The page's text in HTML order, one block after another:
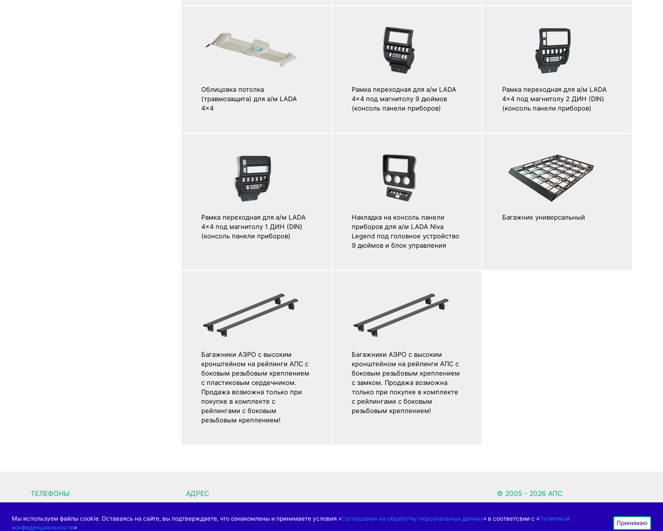
Облицовка потолка
(травмозащита) для а/м LADA
4x4
Рамка переходная для а/м LADA
4x4 под магнитолу 9 дюймов
(консоль панели приборов)
Рамка переходная для а/м LADA
4x4 под магнитолу 2 ДИН (DIN)
(консоль панели приборов)
Рамка переходная для а/м LADA
4x4 под магнитолу 1 ДИН (DIN)
(консоль панели приборов)
Накладка на консоль панели
приборов для а/м LADA Niva
Legend под головное устройство
9 дюймов и блок управления
Багажник универсальный
Багажники АЭРО с высоким
кронштейном на рейлинги АПС с
боковым резьбовым креплением
с пластиковым сердечником.
Продажа возможна только при
покупке в комплекте с
рейлингами с боковым
резьбовым креплением!
Багажники АЭРО с высоким
кронштейном на рейлинги АПС с
боковым резьбовым креплением
с замком. Продажа возможна
только при покупке в комплекте
с рейлингами с боковым
резьбовым креплением!
ТЕЛЕФОНЫ
Отправить сообщение
АДРЕС
дом 39, офис 403
© 2005 - 2026 АПС
для вашего комфорта с 2005 года.
Мы используем файлы cookie. Оставаясь на сайте, вы подтверждаете, что ознакомлены и принимаете условия «Соглашения на обработку персональных данных» в соответсвии с «Политикой
конфиденциальности»
Принимаю